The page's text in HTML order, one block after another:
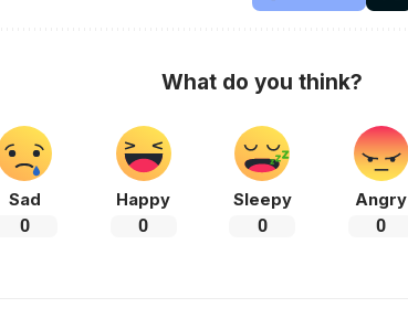
What do you think?
Sad
0
Happy
0
Sleepy
0
Angry
0